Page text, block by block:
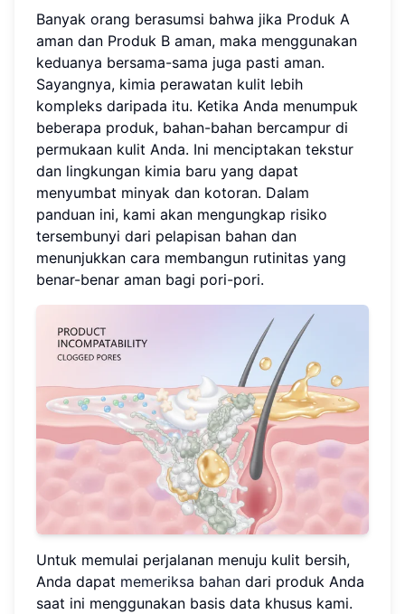
Banyak orang berasumsi bahwa jika Produk A
aman dan Produk B aman, maka menggunakan
keduanya bersama-sama juga pasti aman.
Sayangnya, kimia perawatan kulit lebih
kompleks daripada itu. Ketika Anda menumpuk
beberapa produk, bahan-bahan bercampur di
permukaan kulit Anda. Ini menciptakan tekstur
dan lingkungan kimia baru yang dapat
menyumbat minyak dan kotoran. Dalam
panduan ini, kami akan mengungkap risiko
tersembunyi dari pelapisan bahan dan
menunjukkan cara membangun rutinitas yang
benar-benar aman bagi pori-pori.
Untuk memulai perjalanan menuju kulit bersih,
Anda dapat memeriksa bahan dari produk Anda
saat ini menggunakan basis data khusus kami.